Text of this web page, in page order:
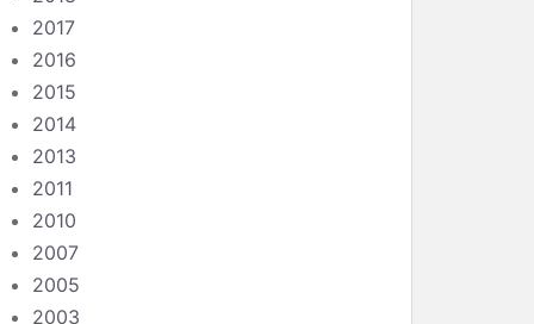
2017
2016
2015
2014
2013
2011
2010
2007
2005
2003